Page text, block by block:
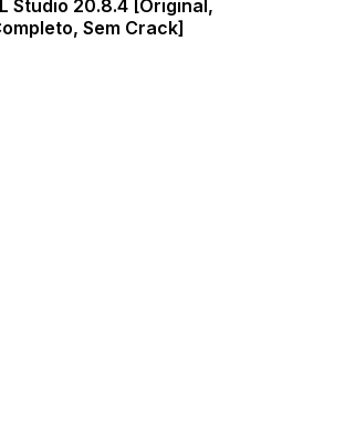
Studio 20.8.4 [Original,
Sem Crack]